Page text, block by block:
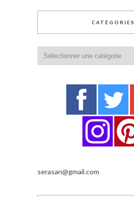
CATÉGORIES
serasan@gmail.com